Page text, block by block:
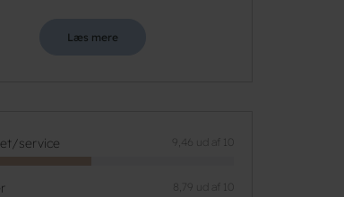
Læs mere
service 9,46 ud af 10
8,79 ud af 10